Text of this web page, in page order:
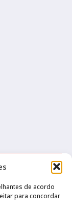
de acordo
para concordar
Galaxie,